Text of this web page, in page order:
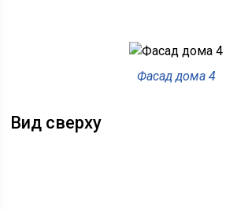
Фасад дома 4
Вид сверху